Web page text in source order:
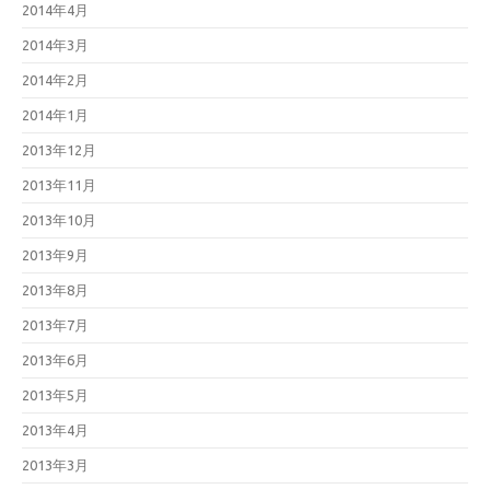
2014年4月
2014年3月
2014年2月
2014年1月
2013年12月
2013年11月
2013年10月
2013年9月
2013年8月
2013年7月
2013年6月
2013年5月
2013年4月
2013年3月